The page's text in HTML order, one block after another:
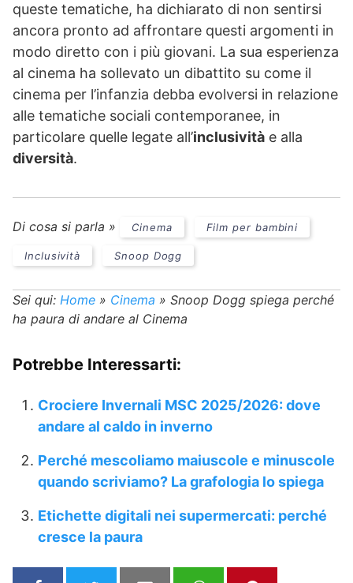
queste tematiche, ha dichiarato di non sentirsi
ancora pronto ad affrontare questi argomenti in
modo diretto con i più giovani. La sua esperienza
al cinema ha sollevato un dibattito su come il
cinema per l’infanzia debba evolversi in relazione
alle tematiche sociali contemporanee, in
particolare quelle legate all’inclusività e alla
diversità.
Di cosa si parla » Cinema Film per bambini
Inclusività Snoop Dogg
Sei qui: Home » Cinema » Snoop Dogg spiega perché
ha paura di andare al Cinema
Potrebbe Interessarti:
Crociere Invernali MSC 2025/2026: dove
andare al caldo in inverno
Perché mescoliamo maiuscole e minuscole
quando scriviamo? La grafologia lo spiega
Etichette digitali nei supermercati: perché
cresce la paura